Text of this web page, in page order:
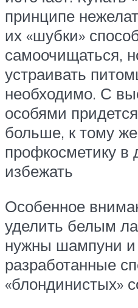
принципе
их «шубки»
самоочищаться,
устраивать
необходимо. С
особями
больше, к тому
профкосметику в
избежать
Особенное
уделить белым
нужны шампуни
разработанные
«блондинистых»